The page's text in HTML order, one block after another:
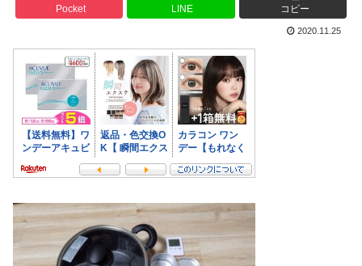
Pocket LINE コピー
2020.11.25